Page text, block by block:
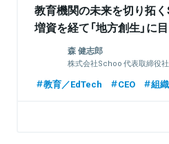
教育機関の未来を切り拓
増資を経て「地方創生」に
森 健志郎
株式会社Schoo 代表取締役社
教育／EdTech CEO 組